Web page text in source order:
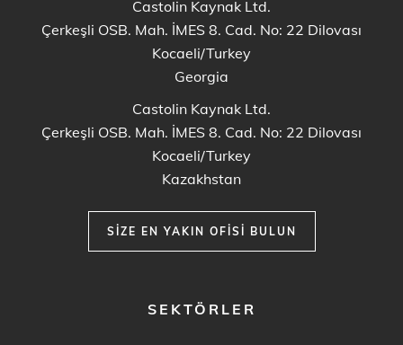
Castolin Kaynak Ltd.
Çerkeşli OSB. Mah. İMES 8. Cad. No: 22 Dilovası
Kocaeli/Turkey
Georgia
Castolin Kaynak Ltd.
Çerkeşli OSB. Mah. İMES 8. Cad. No: 22 Dilovası
Kocaeli/Turkey
Kazakhstan
SIZE EN YAKIN OFISI BULUN
SEKTÖRLER